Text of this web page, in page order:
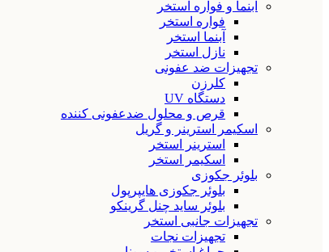
آبنما و فواره استخر
فواره استخر
آبنما استخر
نازل استخر
تجهیزات ضد عفونی
کلرزن
دستگاه UV
قرص و محلول ضدعفونی کننده
اسکیمر استرینر و گریل
استرینر استخر
اسکیمر استخر
بلوئر جکوزی
بلوئر جکوزی هایپرپول
بلوئر ساید چنل گرینکو
تجهیزات جانبی استخر
تجهیزات نجات